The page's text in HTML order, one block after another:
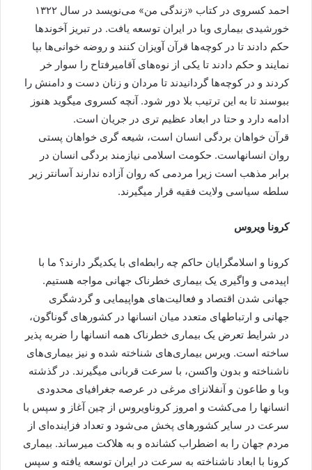
احمد کسروی در کتاب «زندگی من» می‌نویسد در سال ۱۳۲۲
خورشیدی بیماری وبا در ایران توسعه یافت. در تبریز آخوندها
حکم دادند تا در کوچه‌ها قرآن آویزان کنند و روضه خوانی‌ها بپا
نمایند و حکم دادند تا یکی از نوه‌های آقامیرفتاح را سوار خر
کردند و در کوچه‌ها گردانیدند تا مردان و زنان دست و دامنش را
ببوسند تا به این ترتیب بلا دور شود. آنچه کسروی میگوید هنوز
ادامه دارد و حتا در ابعاد عظیم تری در جریان است.
قرآن خواهان بردگی انسان است، شیعه گری خواهان پستی
روان انسانهاست. حکومت اسلامی نیازمند بردگی انسان در
برابر مذهب است زیرا مردمی که روان آزاده ندارند آسانتر زیر
سلطه سیاسی ولایت فقیه قرار میگیرند.
کرونا ویروس
کرونا و اسلامگرایان حاکم چه رابطه‌ای با یکدیگر دارند؟ ما با
اپیدمی و واگیری یک بیماری خطرناک جهانی مواجه هستیم.
جهانی شدن اقتصاد و فعالیت‌های هواپیمایی و گردشگری
جهانی و ارتباطهای متعدد میان انسانها در کشورهای گوناگون،
در شرایط تعرض یک بیماری خطرناک همه انسانها را ضربه پذیر
ساخته است. ویرس بیماری‌های شناخته شده و نیز بیماری‌های
ناشناخته و بدون واکسن، با سرعت قربانی میگیرند. در گذشته
وبا و طاعون و آنفلانزای مرغی در عرصه جغرافیای محدودی
انسانها را می‌کشت و امروز کروناویروس از چین آغاز و سپس با
سرعت در سایر کشورهای پخش می‌شود و تعداد فزاینده‌ای از
مردم جهان را به اضطراب کشانده و به هلاکت میرساند. بیماری
کرونا با ابعاد ناشناخته به سرعت در ایران توسعه یافته و سپس